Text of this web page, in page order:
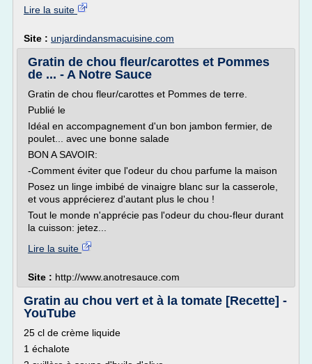
Lire la suite
Site : unjardindansmacuisine.com
Gratin de chou fleur/carottes et Pommes
de ... - A Notre Sauce
Gratin de chou fleur/carottes et Pommes de terre.
Publié le
Idéal en accompagnement d'un bon jambon fermier, de
poulet... avec une bonne salade
BON A SAVOIR:
-Comment éviter que l'odeur du chou parfume la maison
Posez un linge imbibé de vinaigre blanc sur la casserole,
et vous apprécierez d'autant plus le chou !
Tout le monde n'apprécie pas l'odeur du chou-fleur durant
la cuisson: jetez...
Lire la suite
Site : http://www.anotresauce.com
Gratin au chou vert et à la tomate [Recette] -
YouTube
25 cl de crème liquide
1 échalote